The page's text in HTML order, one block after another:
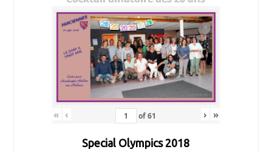
« ‹ of61 › »
Special Olympics 2018